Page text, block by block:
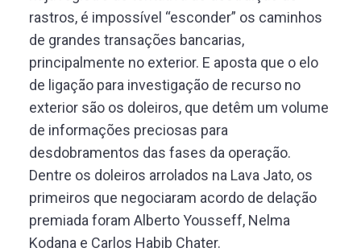
rastros, é impossível “esconder” os caminhos
de grandes transações bancarias,
principalmente no exterior. E aposta que o elo
de ligação para investigação de recurso no
exterior são os doleiros, que detêm um volume
de informações preciosas para
desdobramentos das fases da operação.
Dentre os doleiros arrolados na Lava Jato, os
primeiros que negociaram acordo de delação
premiada foram Alberto Yousseff, Nelma
Kodana e Carlos Habib Chater.